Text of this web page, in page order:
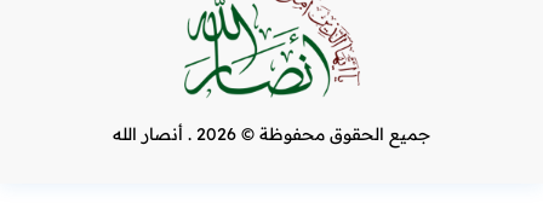
جميع الحقوق محفوظة © 2026 . أنصار الله